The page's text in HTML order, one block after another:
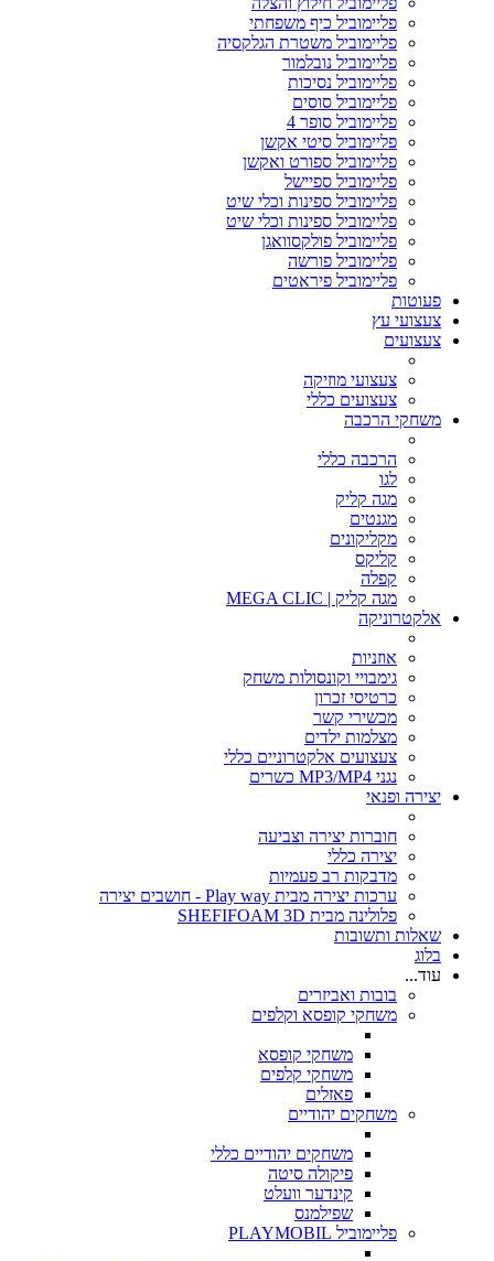
פליימוביל כיף משפחתי
פליימוביל משטרת הגלקסיה
פליימוביל נובלמור
פליימוביל נסיכות
פליימוביל סוסים
פליימוביל סופר 4
פליימוביל סיטי אקשן
פליימוביל ספורט ואקשן
פליימוביל ספיישל
פליימוביל ספינות וכלי שיט
פליימוביל ספינות וכלי שיט
פליימוביל פולקסוואגן
פליימוביל פורשה
פליימוביל פיראטים
פעוטות
צעצועי עץ
צעצועים
צעצועי מוזיקה
צעצועים כללי
משחקי הרכבה
הרכבה כללי
לגו
מגה קליק
מגנטים
מקליקונים
קליקס
קפלה
מגה קליק | MEGA CLIC
אלקטרוניקה
אוזניות
גימבויי וקונסולות משחק
כרטיסי זכרון
מכשירי קשר
מצלמות ילדים
צעצועים אלקטרוניים כללי
נגני MP3/MP4 כשרים
יצירה ופנאי
חוברות יצירה וצביעה
יצירה כללי
מדבקות רב פעמיות
ערכות יצירה מבית Play way - חושבים יצירה
פלולינה מבית SHEFIFOAM 3D
שאלות ותשובות
בלוג
עוד...
בובות ואביזרים
משחקי קופסא וקלפים
משחקי קופסא
משחקי קלפים
פאזלים
משחקים יהודיים
משחקים יהודיים כללי
פיקולה סיטה
קינדער וועלט
שפילמנס
פליימוביל PLAYMOBIL